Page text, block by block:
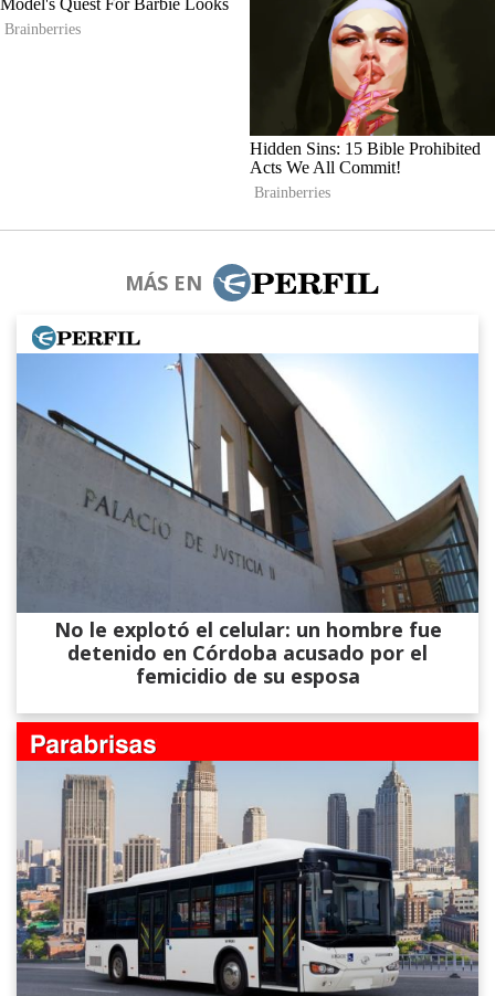
MÁS EN
No le explotó el celular: un hombre fue
detenido en Córdoba acusado por el
femicidio de su esposa